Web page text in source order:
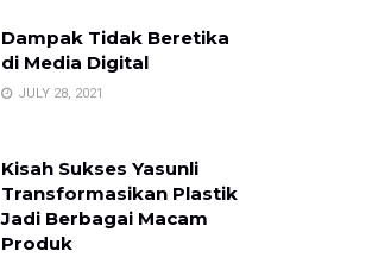
Dampak Tidak Beretika
di Media Digital
JULY 28, 2021
Kisah Sukses Yasunli
Transformasikan Plastik
Jadi Berbagai Macam
Produk